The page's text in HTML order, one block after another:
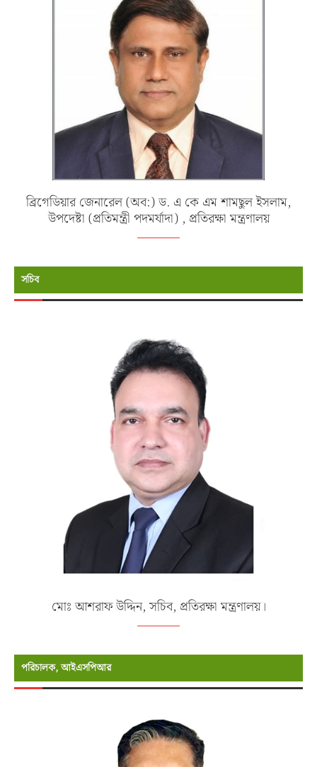
ব্রিগেডিয়ার জেনারেল (অব:) ড. এ কে এম শামছুল ইসলাম,
উপদেষ্টা (প্রতিমন্ত্রী পদমর্যাদা) , প্রতিরক্ষা মন্ত্রণালয়
সচিব
মোঃ আশরাফ উদ্দিন, সচিব, প্রতিরক্ষা মন্ত্রণালয়।
পরিচালক, আইএসপিআর